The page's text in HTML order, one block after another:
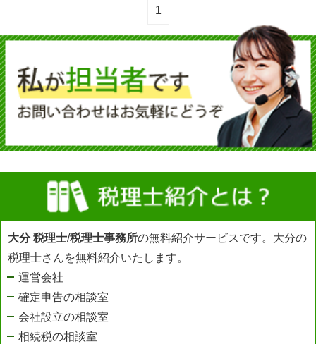
1
大分 税理士/税理士事務所の無料紹介サービスです。大分の
税理士さんを無料紹介いたします。
運営会社
確定申告の相談室
会社設立の相談室
相続税の相談室